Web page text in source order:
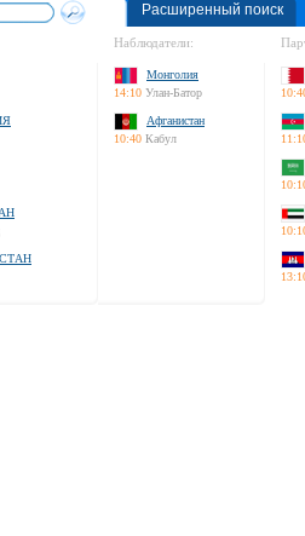
Расширенный поиск
Наблюдатели:
Монголия
14:10 Улан-Батор
Афганистан
10:40 Кабул